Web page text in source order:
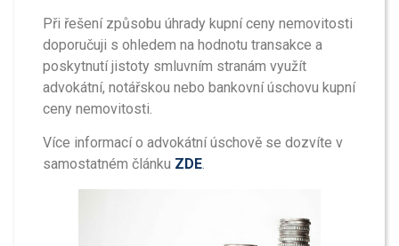
Při řešení způsobu úhrady kupní ceny nemovitosti
doporučuji s ohledem na hodnotu transakce a
poskytnutí jistoty smluvním stranám využít
advokátní, notářskou nebo bankovní úschovu kupní
ceny nemovitosti.
Více informací o advokátní úschově se dozvíte v
samostatném článku ZDE.